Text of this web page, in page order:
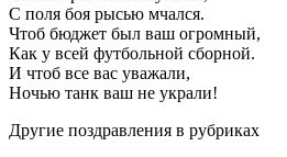
С поля боя рысью мчался.
Чтоб бюджет был ваш огромный,
Как у всей футбольной сборной.
И чтоб все вас уважали,
Ночью танк ваш не украли!
Другие поздравления в рубриках